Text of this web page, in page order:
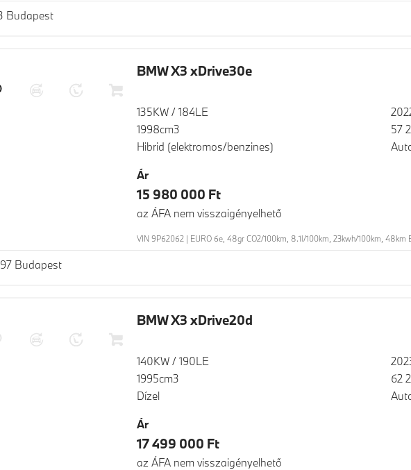
Budapest
BMW X3 xDrive30e
135KW / 184LE
1998cm3
Hibrid (elektromos/benzines)
57
Ár
15 980 000 Ft
az ÁFA nem visszaigényelhető
VIN 9P62062 | EURO 6e, 48gr CO2/100km, 8.1l/100km, 23kwh/100km, 48km
Budapest
BMW X3 xDrive20d
140KW / 190LE
1995cm3
Dízel
62
Ár
17 499 000 Ft
az ÁFA nem visszaigényelhető